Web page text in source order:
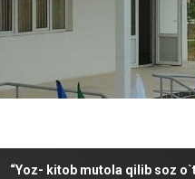
qilib soz o`tmoqda”